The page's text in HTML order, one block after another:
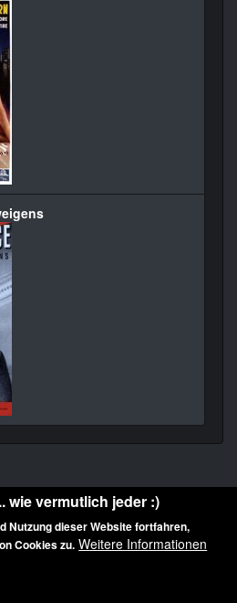
© 2010-2026 der Film Noir de. Alle
wie vermutlich jeder :)
Nutzung dieser Website fortfahren,
Cookies zu. Weitere Informationen